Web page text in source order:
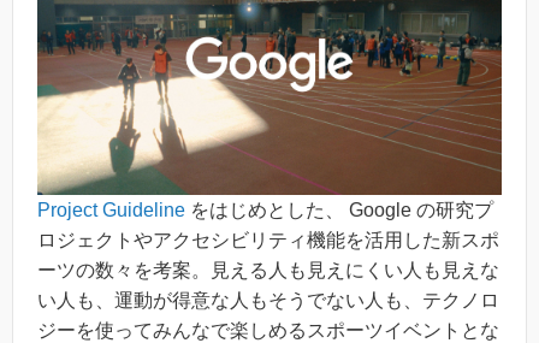
Project Guideline をはじめとした、 Google の研究プ
ロジェクトやアクセシビリティ機能を活用した新スポ
ーツの数々を考案。見える人も見えにくい人も見えな
い人も、運動が得意な人もそうでない人も、テクノロ
ジーを使ってみんなで楽しめるスポーツイベントとな